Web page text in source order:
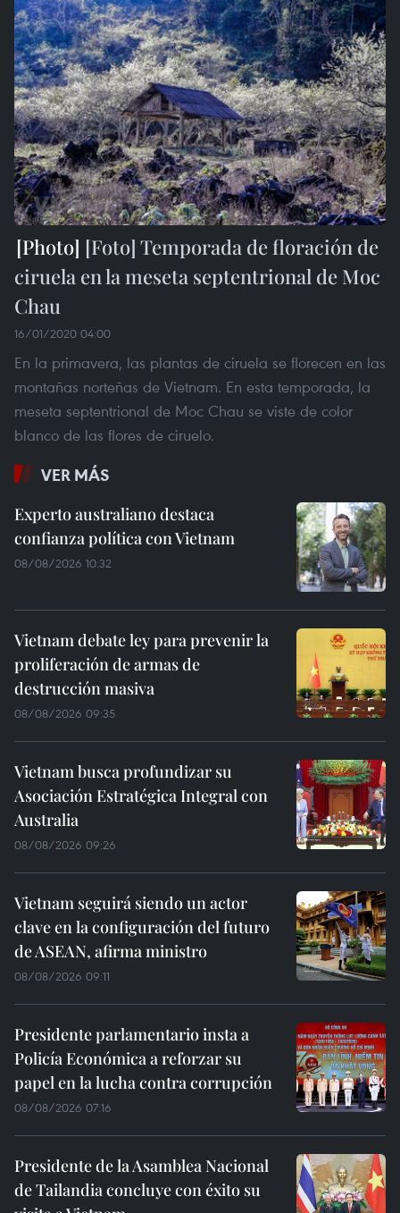
[Foto] Temporada de floración de
ciruela en la meseta septentrional de Moc
Chau
16/01/2020 04:00
En la primavera, las plantas de ciruela se florecen en las
montañas norteñas de Vietnam. En esta temporada, la
meseta septentrional de Moc Chau se viste de color
blanco de las flores de ciruelo.
VER MÁS
Experto australiano destaca
confianza política con Vietnam
08/08/2026 10:32
Vietnam debate ley para prevenir la
proliferación de armas de
destrucción masiva
08/08/2026 09:35
Vietnam busca profundizar su
Asociación Estratégica Integral con
Australia
08/08/2026 09:26
Vietnam seguirá siendo un actor
clave en la configuración del futuro
de ASEAN, afirma ministro
08/08/2026 09:11
Presidente parlamentario insta a
Policía Económica a reforzar su
papel en la lucha contra corrupción
08/08/2026 07:16
Presidente de la Asamblea Nacional
de Tailandia concluye con éxito su